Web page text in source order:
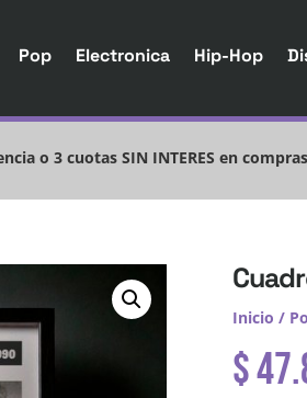
Pop Electronica Hip-Hop
o 3 cuotas SIN INTERES en
Inicio /
$